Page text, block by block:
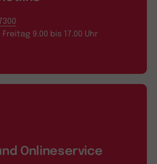
9.00 bis 17.00 Uhr
Onlineservice